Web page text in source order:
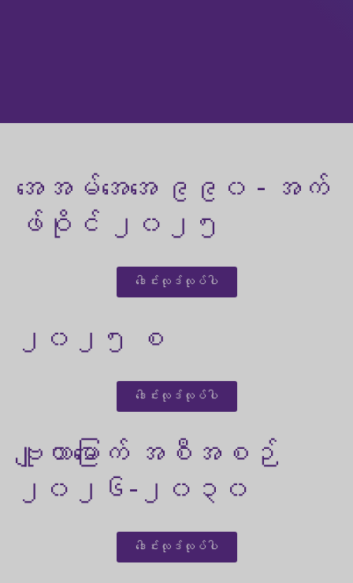
အေအမ်အေအေ ၉၉၀ - အက်
ဖ်ဝိုင် ၂၀၂၅
ဒေါင်းလုဒ်လုပ်ပါ
၂၀၂၅ စ
ဒေါင်းလုဒ်လုပ်ပါ
ဗျူဟာမြောက် အစီအစဉ်
၂၀၂၆-၂၀၃၀
ဒေါင်းလုဒ်လုပ်ပါ